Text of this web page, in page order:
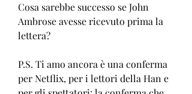
Cosa sarebbe successo se John
Ambrose avesse ricevuto prima la
lettera?
P.S. Ti amo ancora è una conferma
per Netflix, per i lettori della Han e